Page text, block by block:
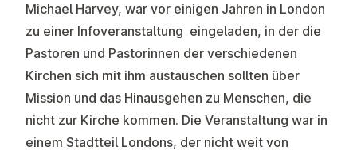
Michael Harvey, war vor einigen Jahren in London
zu einer Infoveranstaltung eingeladen, in der die
Pastoren und Pastorinnen der verschiedenen
Kirchen sich mit ihm austauschen sollten über
Mission und das Hinausgehen zu Menschen, die
nicht zur Kirche kommen. Die Veranstaltung war in
einem Stadtteil Londons, der nicht weit von